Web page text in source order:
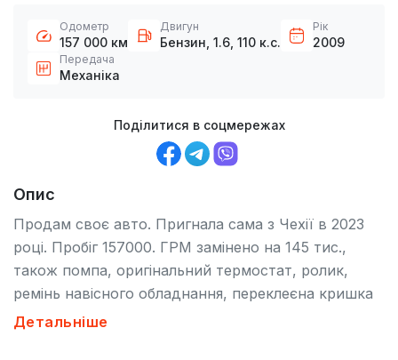
Одометр
157 000 км
Двигун
Бензин, 1.6, 110 к.с.
Рік
2009
Передача
Механіка
Поділитися в соцмережах
Опис
Продам своє авто. Пригнала сама з Чехії в 2023
році. Пробіг 157000. ГРМ замінено на 145 тис.,
також помпа, оригінальний термостат, ролик,
ремінь навісного обладнання, переклеєна кришка
сапуна, змінені прокладки колектора та дроселя,
Детальніше